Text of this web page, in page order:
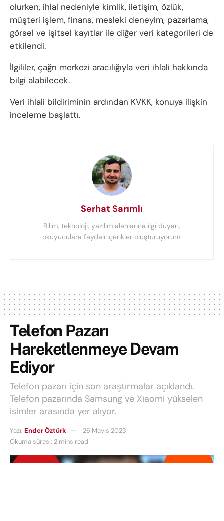
olurken, ihlal nedeniyle kimlik, iletişim, özlük,
müşteri işlem, finans, mesleki deneyim, pazarlama,
görsel ve işitsel kayıtlar ile diğer veri kategorileri de
etkilendi.
İlgililer, çağrı merkezi aracılığıyla veri ihlali hakkında
bilgi alabilecek.
Veri ihlali bildiriminin ardından KVKK, konuya ilişkin
inceleme başlattı.
Serhat Sarımlı
Bilim, teknoloji, yazılım alanlarına ilgi duyan,
okuyuculara faydalı içerikler oluşturuyorum.
Telefon Pazarı
Hareketlenmeye Devam
Ediyor
Telefon pazarı için son araştırmalar açıklandı.
Telefon pazarında Samsung ve Xiaomi yükselen
isimler arasında yer alıyor.
Yazı: Ender Öztürk
26 Mayıs 2023
Okuma süresi: 2 mins read